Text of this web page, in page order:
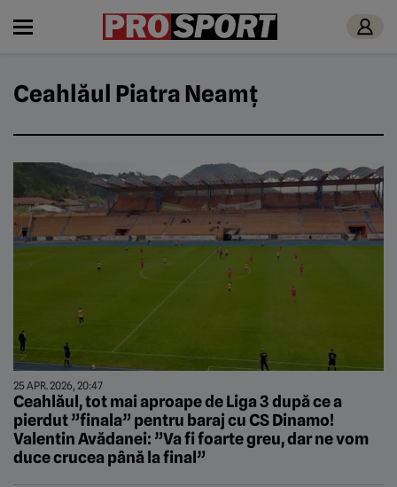
Ceahlăul Piatra Neamț
25 APR. 2026, 20:47
Ceahlăul, tot mai aproape de Liga 3 după ce a
pierdut ”finala” pentru baraj cu CS Dinamo!
Valentin Avădanei: ”Va fi foarte greu, dar ne vom
duce crucea până la final”